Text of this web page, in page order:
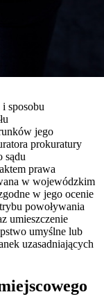
sposobu
jego
prokuratury
sądu
prawa
w wojewódzkim
w jego ocenie
powoływania
umieszczenie
umyślne lub
uzasadniających